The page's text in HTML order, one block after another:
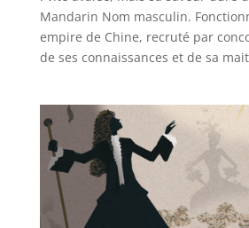
Mandarin Nom masculin.
empire de Chine, recruté par
de ses connaissances et de sa